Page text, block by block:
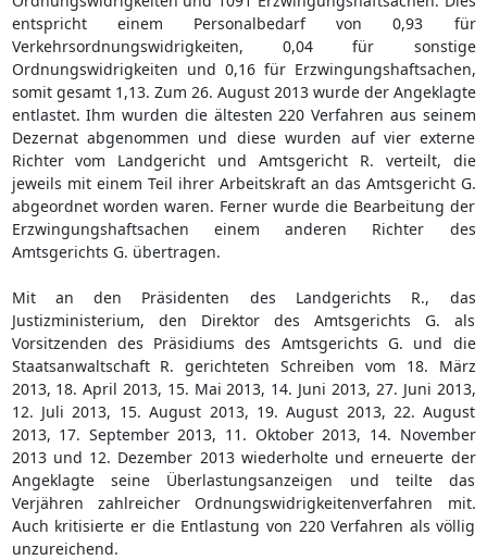
entspricht einem Personalbedarf von 0,93 für
Verkehrsordnungswidrigkeiten, 0,04 für sonstige
Ordnungswidrigkeiten und 0,16 für Erzwingungshaftsachen,
somit gesamt 1,13. Zum 26. August 2013 wurde der Angeklagte
entlastet. Ihm wurden die ältesten 220 Verfahren aus seinem
Dezernat abgenommen und diese wurden auf vier externe
Richter vom Landgericht und Amtsgericht R. verteilt, die
jeweils mit einem Teil ihrer Arbeitskraft an das Amtsgericht G.
abgeordnet worden waren. Ferner wurde die Bearbeitung der
Erzwingungshaftsachen einem anderen Richter des
Amtsgerichts G. übertragen.
Mit an den Präsidenten des Landgerichts R., das
Justizministerium, den Direktor des Amtsgerichts G. als
Vorsitzenden des Präsidiums des Amtsgerichts G. und die
Staatsanwaltschaft R. gerichteten Schreiben vom 18. März
2013, 18. April 2013, 15. Mai 2013, 14. Juni 2013, 27. Juni 2013,
12. Juli 2013, 15. August 2013, 19. August 2013, 22. August
2013, 17. September 2013, 11. Oktober 2013, 14. November
2013 und 12. Dezember 2013 wiederholte und erneuerte der
Angeklagte seine Überlastungsanzeigen und teilte das
Verjähren zahlreicher Ordnungswidrigkeitenverfahren mit.
Auch kritisierte er die Entlastung von 220 Verfahren als völlig
unzureichend.